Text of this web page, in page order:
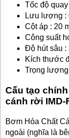
Tốc độ
Lưu lượng :
Cột áp : 20
Công suất
Độ hút sâu :
Kích thước
Trọng lượng
Cấu tạo
cánh rời IMD-
Bơm Hóa Chất
ngoài (nghĩa là